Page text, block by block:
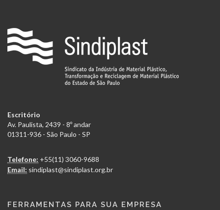
Escritório
Av. Paulista, 2439 - 8º andar
01311-936 - São Paulo - SP
Telefone: +55(11) 3060-9688
Email: sindiplast@sindiplast.org.br
FERRAMENTAS PARA SUA EMPRESA